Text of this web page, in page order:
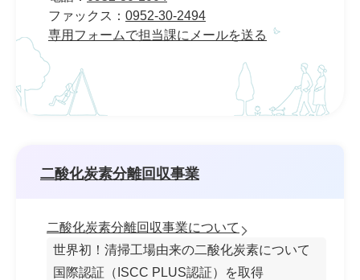
ファックス： 0952-30-2494
専用フォームで担当課にメールを送る
二酸化炭素分離回収事業
二酸化炭素分離回収事業について
世界初！清掃工場由来の二酸化炭素について
国際認証（ISCC PLUS認証）を取得